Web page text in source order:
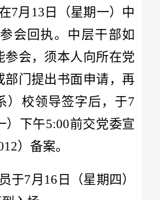
7月13日（星期一）中
会回执。中层干部如
参会，须本人向所在党
部门提出书面申请，再
）校领导签字后，于7
）下午5:00前交党委宣
）备案。
于7月16日（星期四）